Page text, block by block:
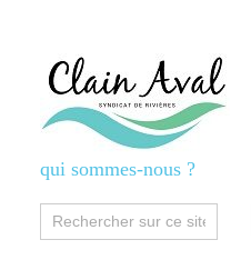
qui sommes-nous ?